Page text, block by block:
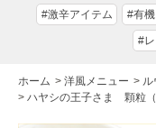
#激辛アイテム #有
#
ホーム > 洋風メニュー > ル
> ハヤシの王子さま 顆粒（